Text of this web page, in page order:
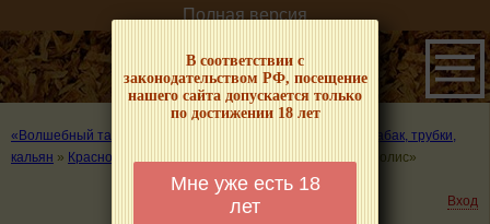
В соответствии с
законодательством РФ, посещение
нашего сайта допускается только
по достижении 18 лет
Мне уже есть 18
лет
Полная версия
«Волшебный табачок» – о табаке и курении
Где купить табак, трубки,
кальян » Краснодар Оптово-розничная компания «Мегаполис»
Вход